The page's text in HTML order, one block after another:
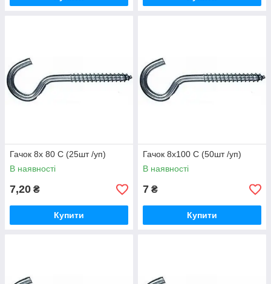
Гачок 8х 80 С (25шт /уп)
В наявності
7,20 ₴
Купити
Гачок 8х100 С (50шт /уп)
В наявності
7 ₴
Купити